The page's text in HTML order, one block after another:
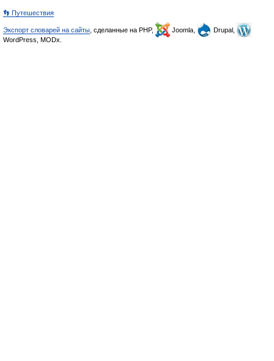
👣 Путешествия
Экспорт словарей на сайты , сделанные на PHP, Joomla,
Drupal,
WordPress, MODx.